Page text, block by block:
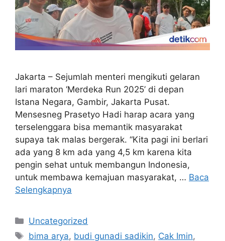
Jakarta – Sejumlah menteri mengikuti gelaran
lari maraton ‘Merdeka Run 2025’ di depan
Istana Negara, Gambir, Jakarta Pusat.
Mensesneg Prasetyo Hadi harap acara yang
terselenggara bisa memantik masyarakat
supaya tak malas bergerak. “Kita pagi ini berlari
ada yang 8 km ada yang 4,5 km karena kita
pengin sehat untuk membangun Indonesia,
untuk membawa kemajuan masyarakat, … Baca
Selengkapnya
Kategori
Uncategorized
Tag
bima arya, budi gunadi sadikin, Cak Imin,